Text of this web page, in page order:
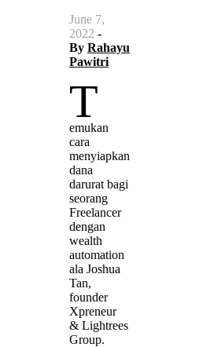
June 7,
2022 -
By Rahayu
Pawitri
T
emukan
cara
menyiapkan
dana
darurat bagi
seorang
Freelancer
dengan
wealth
automation
ala Joshua
Tan,
founder
Xpreneur
& Lightrees
Group.